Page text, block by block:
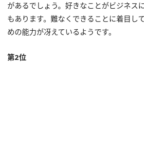
があるでしょう。好きなことがビジネス
もあります。難なくできることに着目し
めの能力が冴えているようです。
第2位